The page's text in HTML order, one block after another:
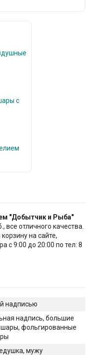
"Добытчик и Рыба"
все отличного качества.
на сайте,
с 9:00 до 20:00 по тел: 8
надписью
надпись, большие
фольгированные
мужу